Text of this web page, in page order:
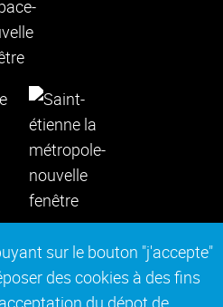
sur le bouton "j'accepte"
des cookies à des fins
du dépot de
légales